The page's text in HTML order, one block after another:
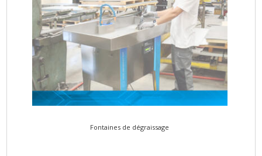
Fontaines de dégraissage